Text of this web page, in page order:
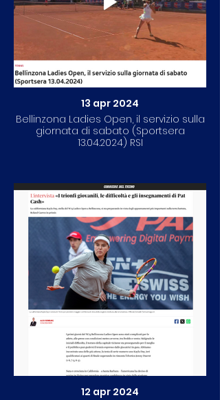
13 apr 2024
Bellinzona Ladies Open, il servizio sulla
giornata di sabato (Sportsera
13.04.2024) RSI
12 apr 2024